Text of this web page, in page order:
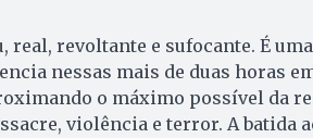
real, revoltante e sufocante. É
nessas mais de duas horas
o máximo possível da
violência e terror. A batida